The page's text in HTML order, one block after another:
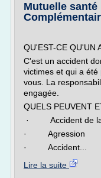
Mutuelle santé
QU'EST-CE QU'UN
C'est un accident
victimes et qui a
vous. La
engagée.
QUELS PEUVENT
· Accident de la
· Agression
· Accident...
Lire la suite